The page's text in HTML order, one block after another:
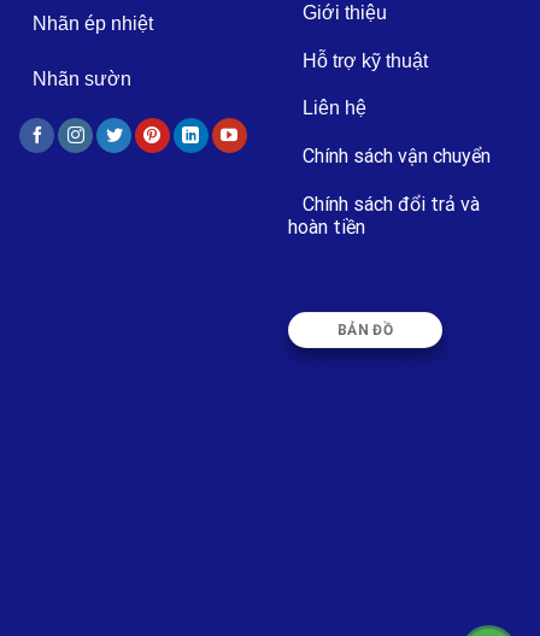
Nhãn ép nhiệt
Nhãn sườn
Giới thiệu
Hỗ trợ kỹ thuật
Liên hệ
Chính sách vận chuyển
Chính sách đổi trả và
hoàn tiền
BẢN ĐỒ